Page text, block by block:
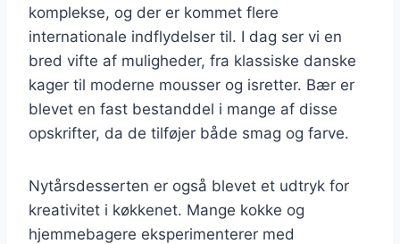
komplekse, og der er kommet flere
internationale indflydelser til. I dag ser vi en
bred vifte af muligheder, fra klassiske danske
kager til moderne mousser og isretter. Bær er
blevet en fast bestanddel i mange af disse
opskrifter, da de tilføjer både smag og farve.
Nytårsdesserten er også blevet et udtryk for
kreativitet i køkkenet. Mange kokke og
hjemmebagere eksperimenterer med